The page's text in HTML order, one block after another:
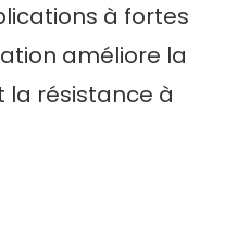
à fortes
améliore la
la résistance à